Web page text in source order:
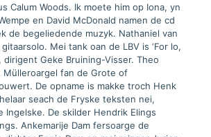
Calum Woods. Ik moete him op Iona, yn
en David McDonald namen de cd
de begeliedende muzyk. Nathaniel van
Mei tank oan de LBV is ‘For lo,
dirigent Geke Bruining-Visser. Theo
Mülleroargel fan de Grote of
De opname is makke troch Henk
seach de Fryske teksten nei,
Ingelske. De skilder Hendrik Elings
Ankemarije Dam fersoarge de